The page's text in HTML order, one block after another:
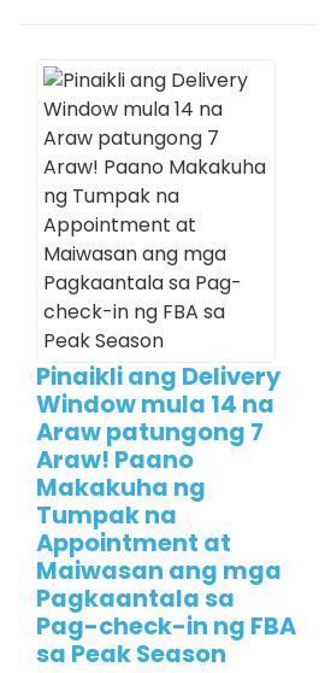
Pinaikli ang Delivery
Window mula 14 na
Araw patungong 7
Araw! Paano
Makakuha ng
Tumpak na
Appointment at
Maiwasan ang mga
Pagkaantala sa
Pag-check-in ng FBA
sa Peak Season